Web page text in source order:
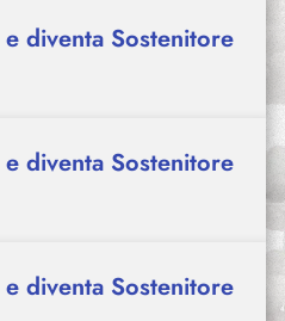
diventa Sostenitore
diventa Sostenitore
diventa Sostenitore